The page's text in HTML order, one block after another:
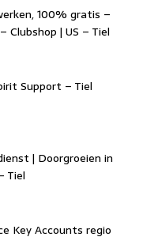
100% gratis –
Clubshop | US – Tiel
Support – Tiel
| Doorgroeien in
Tiel
Key Accounts regio